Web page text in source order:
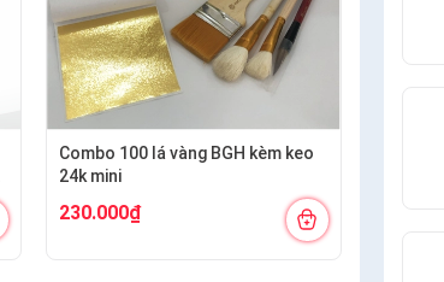
Combo 100 lá vàng BGH kèm keo
24k mini
230.000₫